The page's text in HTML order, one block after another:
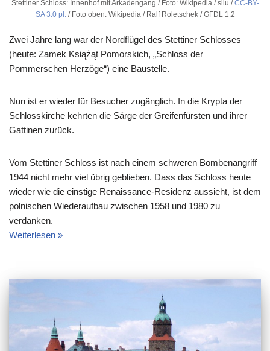
Stettiner Schloss: Innenhof mit Arkadengang / Foto: Wikipedia / silu /CC-BY-
SA 3.0 pl. / Foto oben: Wikipedia / Ralf Roletschek / GFDL 1.2
Zwei Jahre lang war der Nordflügel des Stettiner Schlosses
(heute: Zamek Książąt Pomorskich, „Schloss der
Pommerschen Herzöge“) eine Baustelle.
Nun ist er wieder für Besucher zugänglich. In die Krypta der
Schlosskirche kehrten die Särge der Greifenfürsten und ihrer
Gattinen zurück.
Vom Stettiner Schloss ist nach einem schweren Bombenangriff
1944 nicht mehr viel übrig geblieben. Dass das Schloss heute
wieder wie die einstige Renaissance-Residenz aussieht, ist dem
polnischen Wiederaufbau zwischen 1958 und 1980 zu
verdanken.
Weiterlesen »